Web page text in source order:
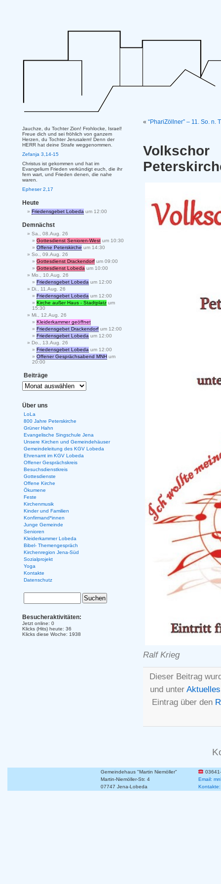
« “PhariZöllner” – 11. So. n.
Ralf Krieg
Dieser Beitrag
und unter Aktuelles
Eintrag über den
Jauchze, du Tochter Zion! Frohlocke, Israel!
Freue dich und sei fröhlich von ganzem
Herzen, du Tochter Jerusalem! Denn der
HERR hat deine Strafe weggenommen.
Zefanja 3,14-15
Christus ist gekommen und hat im
Evangelium Frieden verkündigt euch, die ihr
fern wart, und Frieden denen, die nahe
waren.
Epheser 2,17
Heute
Friedensgebet Lobeda um 12:00
Demnächst
Sa., 08.Aug. 26
Gottesdienst Senioren-West um 10:30
Offene Peterskirche um 14:30
So., 09.Aug. 26
Gottesdienst Drackendorf um 09:00
Gottesdienst Lobeda um 10:00
Mo., 10.Aug. 26
Friedensgebet Lobeda um 12:00
Di., 11.Aug. 26
Friedensgebet Lobeda um 12:00
Kirche außer Haus - Stadtplatz um
15:30
Mi., 12.Aug. 26
Kleiderkammer geöffnet
Friedensgebet Drackendorf um 12:00
Friedensgebet Lobeda um 12:00
Do., 13.Aug. 26
Friedensgebet Lobeda um 12:00
Offener Gesprächsabend MNH um
20:00
Beiträge
Über uns
LoLa
800 Jahre Peterskirche
Grüner Hahn
Evangelische Singschule Jena
Unsere Kirchen und Gemeindehäuser
Gemeindeleitung des KGV Lobeda
Ehrenamt im KGV Lobeda
Offener Gesprächskreis
Besuchsdienstkreis
Gottesdienste
Offene Kirche
Ökumene
Feste
Kirchenmusik
Kinder und Familien
Konfirmand*innen
Junge Gemeinde
Senioren
Kleiderkammer Lobeda
Bibel- Themengespräch
Kirchenregion Jena-Süd
Sozialprojekt
Yoga
Kontakte
Datenschutz
Besucheraktivitäten:
Jetzt online: 0
Klicks (Hits) heute: 36
Klicks diese Woche: 1938
Gemeindehaus "Martin Niemöller"
Martin-Niemöller-Str. 4
Email:
07747 Jena-Lobeda